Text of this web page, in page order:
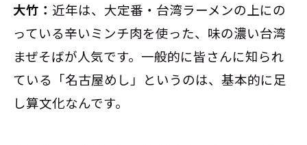
大竹： 近年は、大定番・台湾ラーメンの上にの
っている辛いミンチ肉を使った、味の濃い台湾
まぜそばが人気です。一般的に皆さんに知られ
ている「名古屋めし」というのは、基本的に足
し算文化なんです。